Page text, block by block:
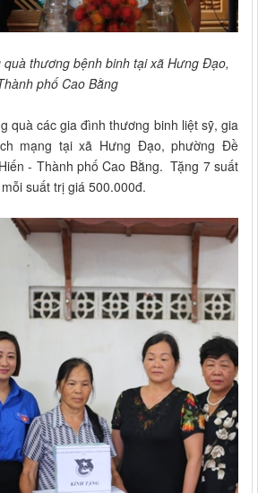
thương bệnh binh tại xã Hưng Đạo,
phố Cao Bằng
quà các gia đình thương binh liệt sỹ, gia
mạng tại xã Hưng Đạo, phường Đề
- Thành phố Cao Bằng. Tặng 7 suất
suất trị giá 500.000đ.